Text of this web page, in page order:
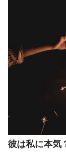
彼は私に本気